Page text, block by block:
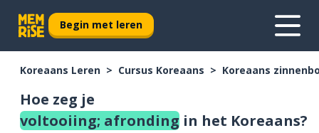
Begin met leren
Koreaans Leren Cursus Koreaans Koreaans
Hoe zeg je
voltooiing; afronding in het Koreaans?